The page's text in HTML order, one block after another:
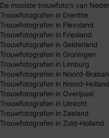
De mooiste trouwfoto's van
Trouwfotografen in Drenthe
Trouwfotografen in Flevoland
Trouwfotografen in Friesland
Trouwfotografen in Gelderland
Trouwfotografen in Groningen
Trouwfotografen in Limburg
Trouwfotografen in Noord-
Trouwfotografen in Noord-Holland
Trouwfotografen in Overijssel
Trouwfotografen in Utrecht
Trouwfotografen in Zeeland
Trouwfotografen in Zuid-Holland